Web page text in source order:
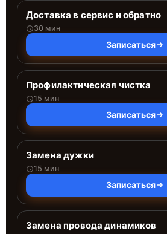
Доставка в сервис и обратно
30 мин
Записаться
Профилактическая чистка
15 мин
Записаться
Замена дужки
15 мин
Записаться
Замена провода динамиков